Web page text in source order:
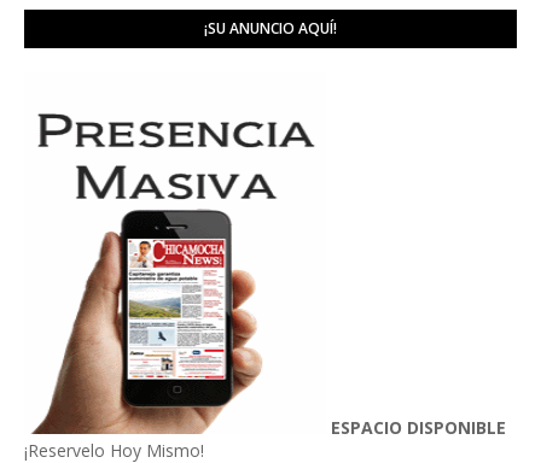
¡SU ANUNCIO AQUÍ!
ESPACIO DISPONIBLE
¡Reservelo Hoy Mismo!